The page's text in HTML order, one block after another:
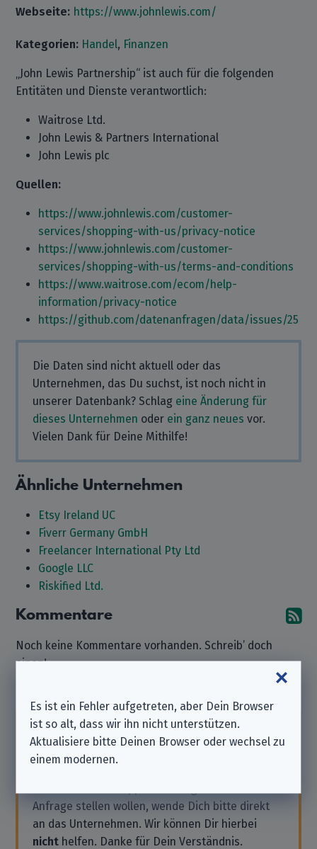
Webseite: https://www.johnlewis.com/
Kategorien: Handel, Finanzen
„John Lewis Partnership“ ist auch für die folgenden
Entitäten und Dienste verantwortlich:
Waitrose Ltd.
John Lewis & Partners International
John Lewis plc
Quellen:
https://www.johnlewis.com/customer-
services/shopping-with-us/privacy-notice
https://www.johnlewis.com/customer-
services/shopping-with-us/terms-and-conditions
https://www.waitrose.com/ecom/help-
information/privacy-notice
https://github.com/datenanfragen/data/issues/25
Die Daten sind nicht aktuell oder das
Unternehmen, das Du suchst, ist noch nicht in
unserer Datenbank? Schlag eine Änderung für
dieses Unternehmen oder ein ganz neues vor.
Vielen Dank für Deine Mithilfe!
Ähnliche Unternehmen
Etsy Ireland UC
Fiverr Germany GmbH
Freelancer International Pty Ltd
Google LLC
Riskified Ltd.
Kommentare
Noch keine Kommentare vorhanden. Schreib’ doch
einen!
Beachte bitte, dass wir ein
unabhängiger
Datenschutzverein
Anfrage stellen wollen, wende Dich bitte direkt
an das Unternehmen. Wir können Dir hierbei
nicht helfen. Danke für Dein Verständnis.
Es ist ein Fehler aufgetreten, aber Dein Browser
ist so alt, dass wir ihn nicht unterstützen.
Aktualisiere bitte Deinen Browser oder wechsel zu
einem modernen.